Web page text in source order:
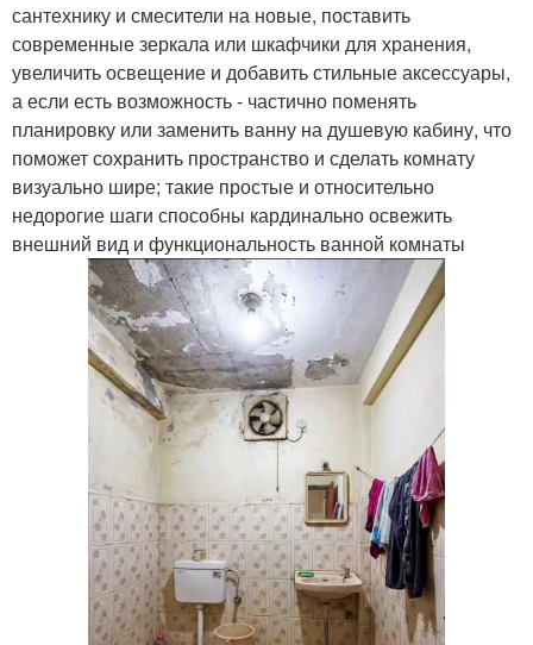
сантехнику и смесители на новые, поставить
современные зеркала или шкафчики для хранения,
увеличить освещение и добавить стильные аксессуары,
а если есть возможность - частично поменять
планировку или заменить ванну на душевую кабину, что
поможет сохранить пространство и сделать комнату
визуально шире; такие простые и относительно
недорогие шаги способны кардинально освежить
внешний вид и функциональность ванной комнаты